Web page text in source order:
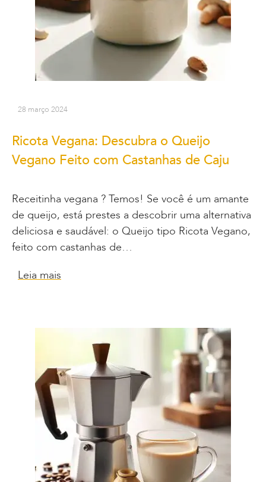
28 março 2024
Ricota Vegana: Descubra o Queijo
Vegano Feito com Castanhas de Caju
Receitinha vegana ? Temos! Se você é um amante
de queijo, está prestes a descobrir uma alternativa
deliciosa e saudável: o Queijo tipo Ricota Vegano,
feito com castanhas de…
Leia mais